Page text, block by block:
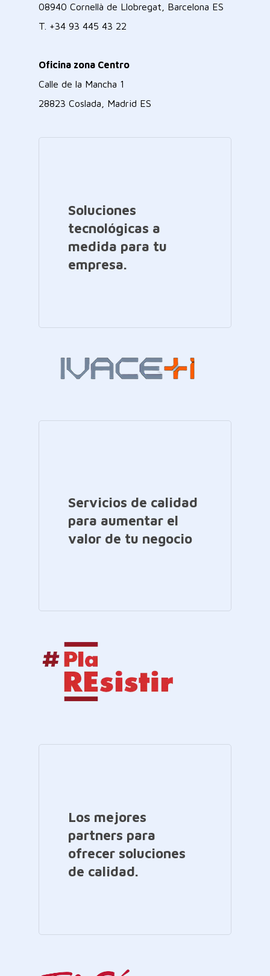
08940 Cornellà de Llobregat, Barcelona ES
T. +34 93 445 43 22
Oficina zona Centro
Calle de la Mancha 1
28823 Coslada, Madrid ES
Soluciones
tecnológicas a
medida para tu
empresa.
Servicios de calidad
para aumentar el
valor de tu negocio
Los mejores
partners para
ofrecer soluciones
de calidad.